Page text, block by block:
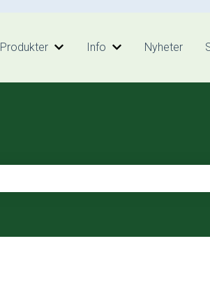
Produkter
Vis undermeny for Produkter
Info
Vis undermeny
Nyheter